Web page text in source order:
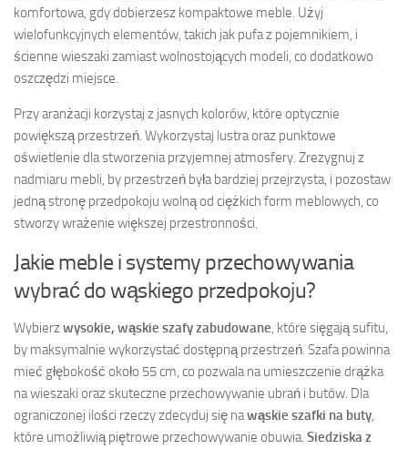
komfortowa, gdy dobierzesz kompaktowe meble. Użyj
wielofunkcyjnych elementów, takich jak pufa z pojemnikiem, i
ścienne wieszaki zamiast wolnostojących modeli, co dodatkowo
oszczędzi miejsce.
Przy aranżacji korzystaj z jasnych kolorów, które optycznie
powiększą przestrzeń. Wykorzystaj lustra oraz punktowe
oświetlenie dla stworzenia przyjemnej atmosfery. Zrezygnuj z
nadmiaru mebli, by przestrzeń była bardziej przejrzysta, i pozostaw
jedną stronę przedpokoju wolną od ciężkich form meblowych, co
stworzy wrażenie większej przestronności.
Jakie meble i systemy przechowywania
wybrać do wąskiego przedpokoju?
Wybierzwysokie, wąskie szafy zabudowane , które sięgają sufitu,
by maksymalnie wykorzystać dostępną przestrzeń. Szafa powinna
mieć głębokość około 55 cm, co pozwala na umieszczenie drążka
na wieszaki oraz skuteczne przechowywanie ubrań i butów. Dla
ograniczonej ilości rzeczy zdecyduj się nawąskie szafki na buty
które umożliwią piętrowe przechowywanie obuwia. Siedziska z